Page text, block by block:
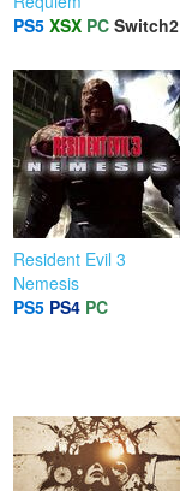
PS5 XSX PC Switch2
Resident Evil 3
Nemesis
PS5 PS4 PC